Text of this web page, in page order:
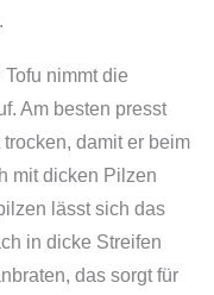
Tofu nimmt die
Am besten presst
damit er beim
mit dicken Pilzen
lässt sich das
in dicke Streifen
das sorgt für